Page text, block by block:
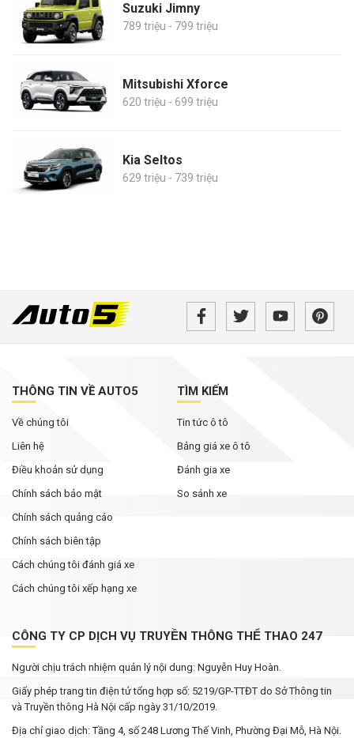
Suzuki Jimny
789 triệu - 799 triệu
Mitsubishi Xforce
620 triệu - 699 triệu
Kia Seltos
629 triệu - 739 triệu
THÔNG TIN VỀ AUTO5
Về chúng tôi
Liên hệ
Điều khoản sử dụng
Chính sách bảo mật
Chính sách quảng cáo
Chính sách biên tập
Cách chúng tôi đánh giá xe
Cách chúng tôi xếp hạng xe
TÌM KIẾM
Tin tức ô tô
Bảng giá xe ô tô
Đánh gia xe
So sánh xe
CÔNG TY CP DỊCH VỤ TRUYỀN THÔNG THỂ THAO 247
Người chịu trách nhiệm quản lý nội dung: Nguyễn Huy Hoàn.
Giấy phép trang tin điện tử tổng hợp số: 5219/GP-TTĐT do Sở Thông tin
và Truyền thông Hà Nội cấp ngày 31/10/2019.
Địa chỉ giao dịch: Tầng 4, số 248 Lương Thế Vinh, Phường Đại Mỗ, Hà Nội.